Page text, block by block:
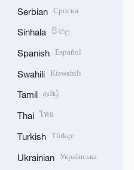
Serbian Српски
Sinhala සිංහල
Spanish Español
Swahili Kiswahili
Tamil தமிழ்
Thai ไทย
Turkish Türkçe
Ukrainian Українська